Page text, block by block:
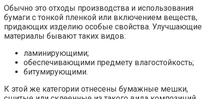
Обычно это отходы производства и использования
бумаги с тонкой пленкой или включением веществ,
придающих изделию особые свойства. Улучшающие
материалы бывают таких видов:
ламинирующими;
обеспечивающими предмету влагостойкость;
битумирующими.
К этой же категории отнесены бумажные мешки,